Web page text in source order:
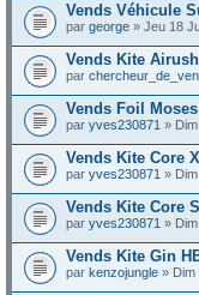
Vends Véhicule
par george » Jeu 18
Vends Kite
par
Vends Foil
par yves230871 »
Vends Kite Core
par yves230871 »
Vends Kite Core
par yves230871 »
Vends Kite Gin
par kenzojungle » Dim